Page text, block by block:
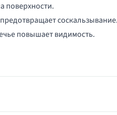
поверхности.
соскальзывание.
повышает видимость.